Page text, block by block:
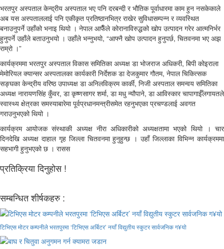
भरतपुर अस्पताल केन्द्रीय अस्पताल भए पनि दरबन्दी र भौतिक पूर्वाधारमा काम हुन नसकेकाले
अब यस अस्पताललाई पनि एकीकृत प्रतिष्ठानभित्र राखेर सुविधासम्पन्न र व्यवस्थित
बनाउनुपर्ने उहाँको भनाइ थियो । नेपाल आफैँले कोरानाविरुद्धको खोप उत्पादन गरेर आत्मनिर्भर
हुनुपर्ने उहाँले बताउनुभयो । उहाँले भन्नुभयो, “आफ्नै खोप उत्पादन हुनुपर्छ, चितवनमा भए अझ
राम्रो ।”
कार्यक्रममा भरतपुर अस्पताल विकास समितिका अध्यक्ष डा भोजराज अधिकरी, बिपी कोइराला
मेमोरियल क्यान्सर अस्पतालका कार्यकारी निर्देशक डा देजकुमार गौतम, नेपाल चिकित्सक
सङ्घका केन्द्रीय वरिष्ठ उपाध्यक्ष डा अनिलविक्रम कार्की, निजी अस्पताल समन्वय समितिका
अध्यक्ष नारायणसिंह कुँवर, डा कृष्णसागर शर्मा, डा मधु न्यौपाने, डा आविस्कार चापागाईँलगायतले
स्वास्थ्य क्षेत्रका समस्याबारेमा पूर्वप्रधानमन्त्रीसमेत रहनुभएका प्रचण्डलाई अवगत
गराउनुभएको थियो ।
कार्यक्रम आयोजक संस्थाकी अध्यक्ष नीरा अधिकारीको अध्यक्षतामा भएको थियो । चार
दिनदेखि अध्यक्ष दाहाल गृह जिल्ला चितवनमा हुनुहुन्छ । उहाँ जिल्लाका विभिन्न कार्यक्रममा
सहभागी हुनुभएको छ । रासस
प्रतिक्रिया दिनुहोस !
सम्बन्धित शीर्षकहरु :
टिभिएस मोटर कम्पनीले भरतपुरमा ‘टिभिएस अर्बिटर’ नयाँ विद्युतीय स्कुटर सार्वजनिक ग¥यो